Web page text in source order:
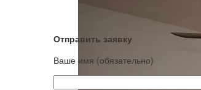
Отправить заявку
Ваше имя (обязательно)